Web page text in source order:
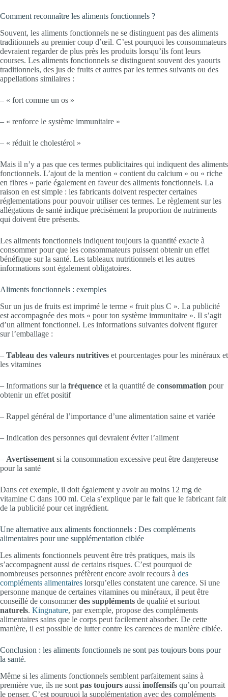
Comment reconnaître les aliments fonctionnels ?
Souvent, les aliments fonctionnels ne se distinguent pas des aliments
traditionnels au premier coup d’œil. C’est pourquoi les consommateurs
devraient regarder de plus près les produits lorsqu’ils font leurs
courses. Les aliments fonctionnels se distinguent souvent des yaourts
traditionnels, des jus de fruits et autres par les termes suivants ou des
appellations similaires :
– « fort comme un os »
– « renforce le système immunitaire »
– « réduit le cholestérol »
Mais il n’y a pas que ces termes publicitaires qui indiquent des aliments
fonctionnels. L’ajout de la mention « contient du calcium » ou « riche
en fibres » parle également en faveur des aliments fonctionnels. La
raison en est simple : les fabricants doivent respecter certaines
réglementations pour pouvoir utiliser ces termes. Le règlement sur les
allégations de santé indique précisément la proportion de nutriments
qui doivent être présents.
Les aliments fonctionnels indiquent toujours la quantité exacte à
consommer pour que les consommateurs puissent obtenir un effet
bénéfique sur la santé. Les tableaux nutritionnels et les autres
informations sont également obligatoires.
Aliments fonctionnels : exemples
Sur un jus de fruits est imprimé le terme « fruit plus C ». La publicité
est accompagnée des mots « pour ton système immunitaire ». Il s’agit
d’un aliment fonctionnel. Les informations suivantes doivent figurer
sur l’emballage :
– Tableau des valeurs nutritives et pourcentages pour les minéraux et
les vitamines
– Informations sur la fréquence et la quantité de consommation pour
obtenir un effet positif
– Rappel général de l’importance d’une alimentation saine et variée
– Indication des personnes qui devraient éviter l’aliment
– Avertissement si la consommation excessive peut être dangereuse
pour la santé
Dans cet exemple, il doit également y avoir au moins 12 mg de
vitamine C dans 100 ml. Cela s’explique par le fait que le fabricant fait
de la publicité pour cet ingrédient.
Une alternative aux aliments fonctionnels : Des compléments
alimentaires pour une supplémentation ciblée
Les aliments fonctionnels peuvent être très pratiques, mais ils
s’accompagnent aussi de certains risques. C’est pourquoi de
nombreuses personnes préfèrent encore avoir recours à des
compléments alimentaires lorsqu’elles constatent une carence. Si une
personne manque de certaines vitamines ou minéraux, il peut être
conseillé de consommerdes suppléments de qualité et surtout
naturels. Kingnature, par exemple, propose des compléments
alimentaires sains que le corps peut facilement absorber. De cette
manière, il est possible de lutter contre les carences de manière ciblée.
Conclusion : les aliments fonctionnels ne sont pas toujours bons pour
la santé.
Même si les aliments fonctionnels semblent parfaitement sains à
première vue, ils ne sont pas toujours aussi inoffensifs qu’on pourrait
le penser. C’est pourquoi la supplémentation avec des compléments